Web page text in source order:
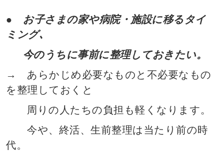
● お子さまの家や病院・施設に移るタイ
ミング､
今のうちに事前に整理しておきたい。
→ あらかじめ必要なものと不必要なもの
を整理しておくと
周りの人たちの負担も軽くなります。
今や、終活、生前整理は当たり前の時
代。